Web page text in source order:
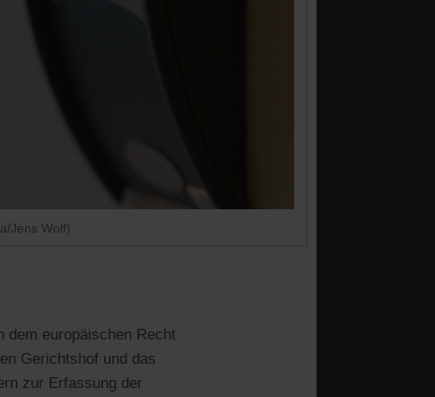
Jens Wolf)
dem europäischen Recht
Gerichtshof und das
zur Erfassung der